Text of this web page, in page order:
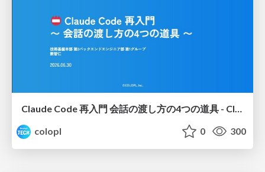
Claude Code 再入門 会話の渡し方の4つの道具 - Claude Codeスキル・ハーネス社内勉強会
colopl
0 300